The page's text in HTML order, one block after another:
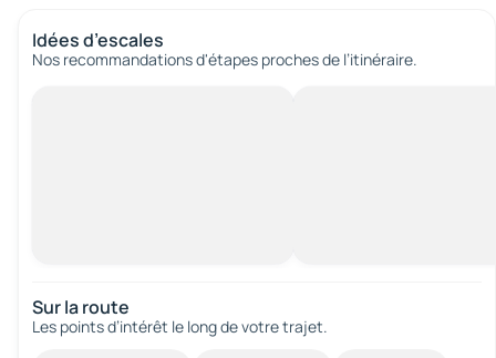
Idées d’escales
Nos recommandations d'étapes proches de l’itinéraire.
Sur la route
Les points d’intérêt le long de votre trajet.